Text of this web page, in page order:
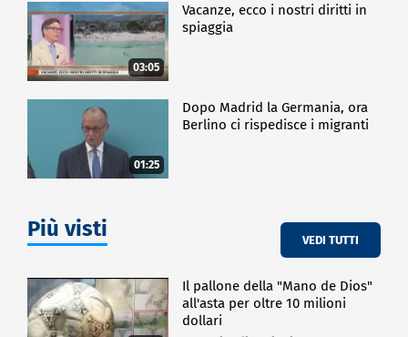
03:05
Vacanze, ecco i nostri diritti in
spiaggia
01:25
Dopo Madrid la Germania, ora
Berlino ci rispedisce i migranti
Più visti VEDI TUTTI
Il pallone della "Mano de Dios"
all'asta per oltre 10 milioni
dollari